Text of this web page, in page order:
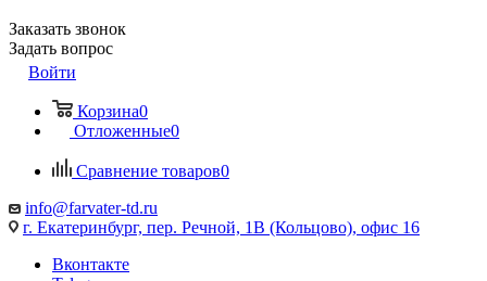
Заказать звонок
Задать вопрос
Войти
Корзина0
Отложенные0
Сравнение товаров0
info@farvater-td.ru
г. Екатеринбург, пер. Речной, 1В (Кольцово), офис 16
Вконтакте